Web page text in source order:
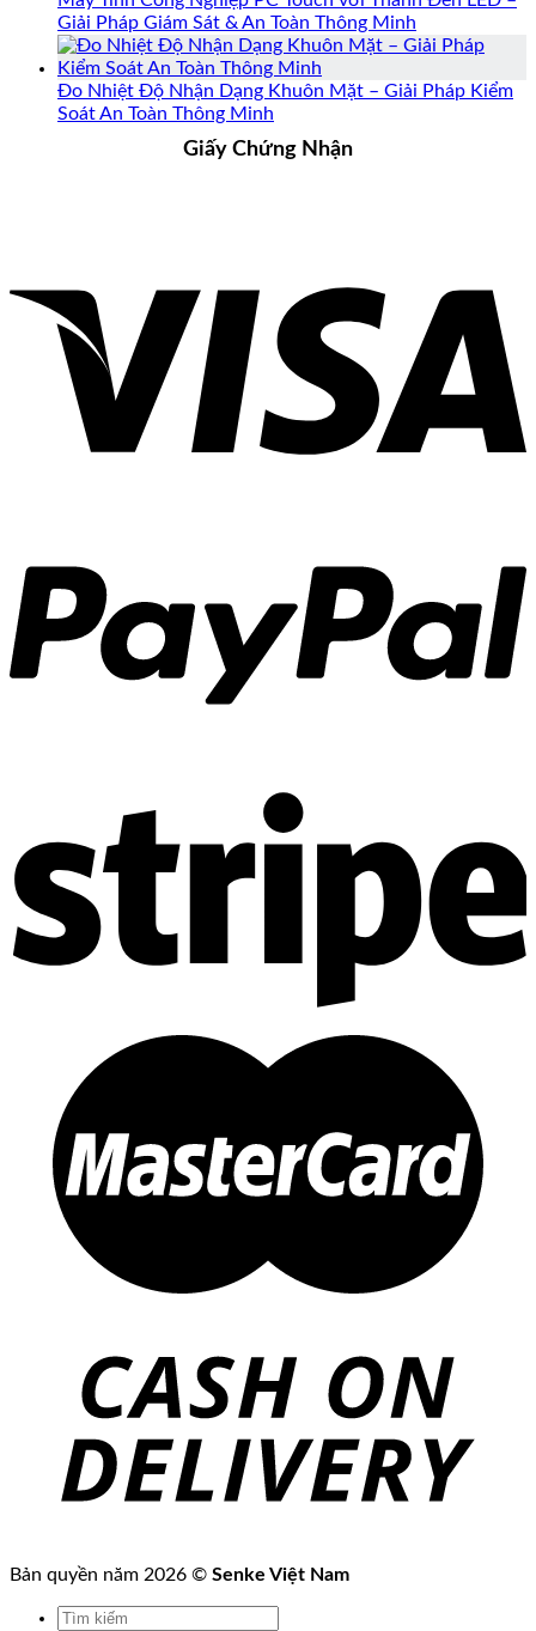
Giải Pháp Giám Sát & An Toàn Thông Minh
Đo Nhiệt Độ Nhận Dạng Khuôn Mặt – Giải Pháp Kiểm
Soát An Toàn Thông Minh
Giấy Chứng Nhận
Bản quyền năm 2026 © Senke Việt Nam
Tìm